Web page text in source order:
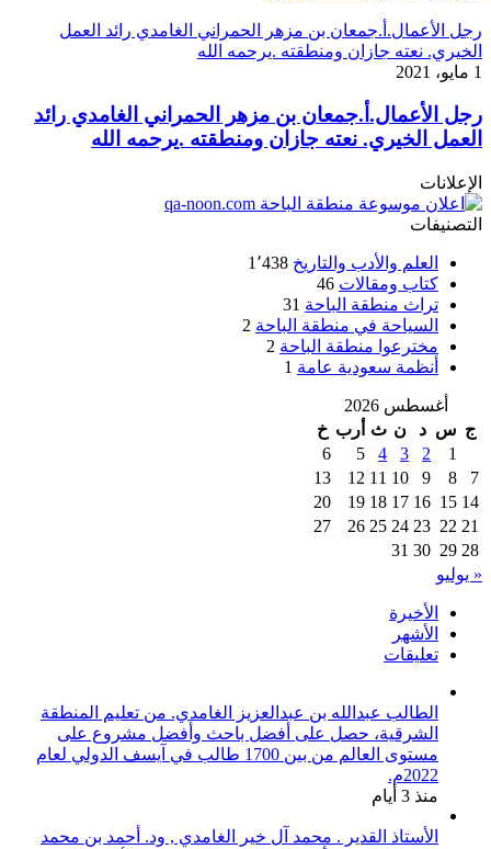
رجل الأعمال.أ.جمعان بن مزهر الحمراني الغامدي رائد العمل
الخيري. نعته جازان ومنطقته .يرحمه الله
1 مايو، 2021
رجل الأعمال.أ.جمعان بن مزهر الحمراني الغامدي رائد
العمل الخيري. نعته جازان ومنطقته .يرحمه الله
الإعلانات
التصنيفات
العلم والأدب والتاريخ 1٬438
كتاب ومقالات 46
تراث منطقة الباحة 31
السياحة في منطقة الباحة 2
مخترعوا منطقة الباحة 2
أنظمة سعودية عامة 1
أغسطس 2026
ج س د ن ث أرب خ
1
2
3
4
5
6
7
8
9
10
11
12
13
14
15
16
17
18
19
20
21
22
23
24
25
26
27
28
29
30
31
« يوليو
الأخيرة
الأشهر
تعليقات
الطالب عبدالله بن عبدالعزيز الغامدي. من تعليم المنطقة
الشرقية، حصل على أفضل باحث وأفضل مشروع على
مستوى العالم من بين 1700 طالب في آيسف الدولي لعام
2022م.
منذ 3 أيام
الأستاذ القدير . محمد آل خير الغامدي , ود. أحمد بن محمد